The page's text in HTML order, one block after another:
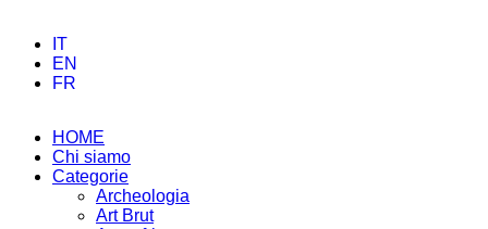
IT
EN
FR
HOME
Chi siamo
Categorie
Archeologia
Art Brut